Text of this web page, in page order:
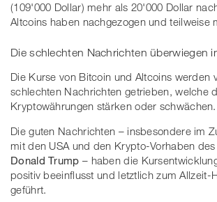
(109'000 Dollar) mehr als 20'000 Dollar
Altcoins haben nachgezogen und teilweise
Die schlechten Nachrichten überwiegen
Die Kurse von Bitcoin und Altcoins werden
schlechten Nachrichten getrieben, welche
Kryptowährungen stärken oder schwächen.
Die guten Nachrichten – insbesondere im
mit den USA und den Krypto-Vorhaben
Donald Trump – haben die
positiv beeinflusst und letztlich zum Allzeit-
geführt.